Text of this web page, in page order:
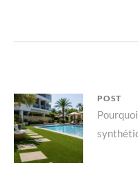
Navigation
de
l’article
POST
Parent
post: